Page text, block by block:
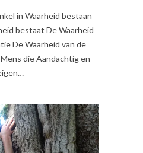
in Waarheid bestaan
bestaat De Waarheid
De Waarheid van de
die Aandachtig en